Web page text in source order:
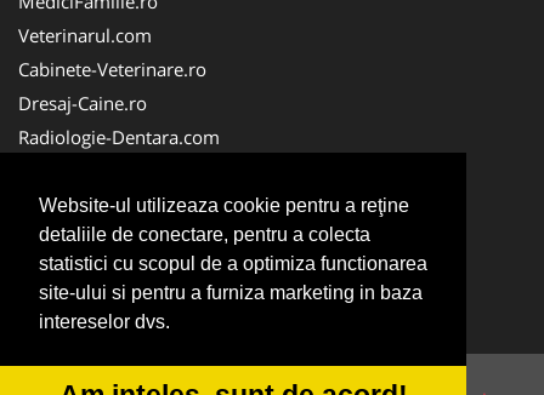
Website-ul utilizeaza cookie pentru a reţine
detaliile de conectare, pentru a colecta
statistici cu scopul de a optimiza functionarea
site-ului si pentru a furniza marketing in baza
intereselor dvs.
Veterinarul.com
Cabinete-Veterinare.ro
Dresaj-Caine.ro
Radiologie-Dentara.com
Cabinet-Individual.ro
Medic-Bun.com
Oftalmologul.ro
Stomatologul.com